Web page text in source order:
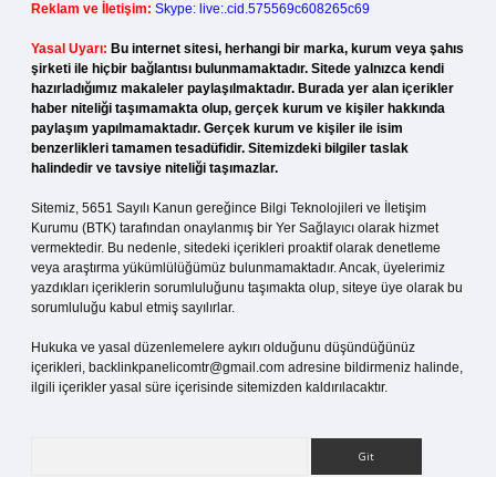
Reklam ve İletişim: Skype: live:.cid.575569c608265c69
Yasal Uyarı: Bu internet sitesi, herhangi bir marka, kurum veya şahıs
şirketi ile hiçbir bağlantısı bulunmamaktadır. Sitede yalnızca kendi
hazırladığımız makaleler paylaşılmaktadır. Burada yer alan içerikler
haber niteliği taşımamakta olup, gerçek kurum ve kişiler hakkında
paylaşım yapılmamaktadır. Gerçek kurum ve kişiler ile isim
benzerlikleri tamamen tesadüfidir. Sitemizdeki bilgiler taslak
halindedir ve tavsiye niteliği taşımazlar.
Sitemiz, 5651 Sayılı Kanun gereğince Bilgi Teknolojileri ve İletişim
Kurumu (BTK) tarafından onaylanmış bir Yer Sağlayıcı olarak hizmet
vermektedir. Bu nedenle, sitedeki içerikleri proaktif olarak denetleme
veya araştırma yükümlülüğümüz bulunmamaktadır. Ancak, üyelerimiz
yazdıkları içeriklerin sorumluluğunu taşımakta olup, siteye üye olarak bu
sorumluluğu kabul etmiş sayılırlar.
Hukuka ve yasal düzenlemelere aykırı olduğunu düşündüğünüz
içerikleri, backlinkpanelicomtr@gmail.com adresine bildirmeniz halinde,
ilgili içerikler yasal süre içerisinde sitemizden kaldırılacaktır.